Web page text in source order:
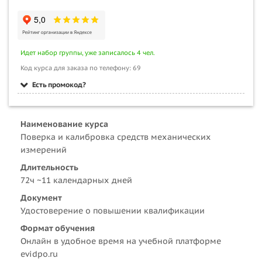
Идет набор группы, уже записалось 4 чел.
Код курса для заказа по телефону: 69
Есть промокод?
Наименование курса
Поверка и калибровка средств механических
измерений
Длительность
72ч ~11 календарных дней
Документ
Удостоверение о повышении квалификации
Формат обучения
Онлайн в удобное время на учебной платформе
evidpo.ru